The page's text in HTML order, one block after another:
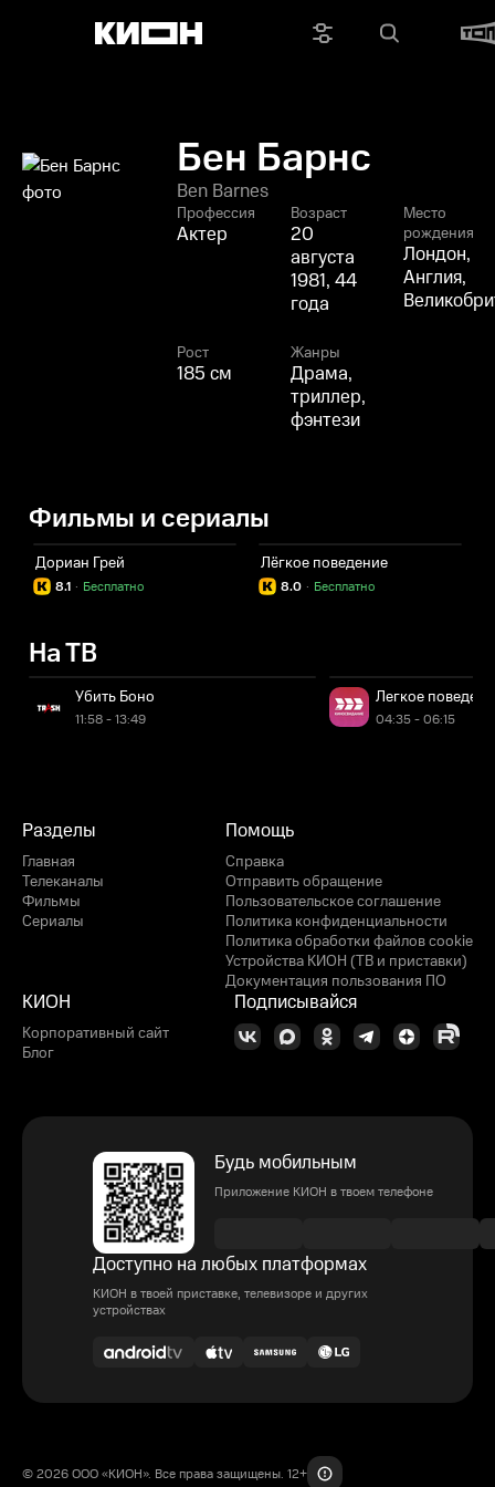
Бен Барнс
Ben Barnes
Профессия
Актер
Возраст
20
августа
1981, 44
года
Место
рождения
Лондон,
Англия,
Рост
185 см
Жанры
Драма,
триллер,
фэнтези
Фильмы и сериалы
Дориан Грей
8.1 Бесплатно
·
Лёгкое поведение
8.0 Бесплатно
·
На ТВ
Убить Боно
11:58 - 13:49
Легкое
04:35 - 06:15
Разделы
Главная
Телеканалы
Фильмы
Сериалы
Помощь
Справка
Отправить обращение
Пользовательское соглашение
Политика конфиденциальности
Политика обработки файлов cookie
Устройства КИОН (ТВ и приставки)
Документация пользования ПО
КИОН
Корпоративный сайт
Блог
Подписывайся
Будь мобильным
Приложение КИОН в твоем телефоне
Доступно на любых платформах
КИОН в твоей приставке, телевизоре и других
устройствах
© 2026 ООО «КИОН». Все права защищены. 12+